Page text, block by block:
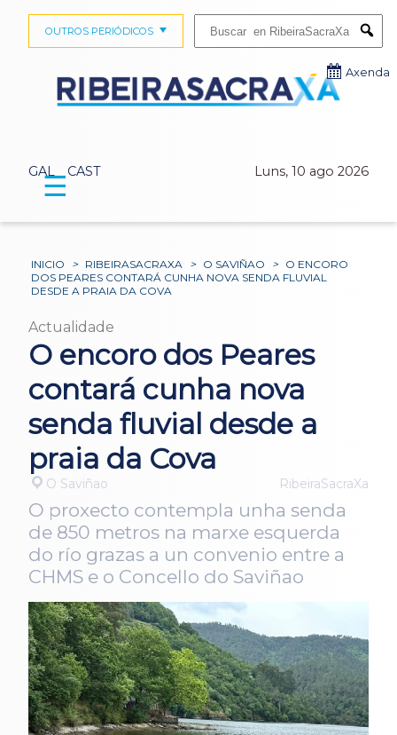
GAL CAST Luns, 10 ago 2026
OUTROS PERIÓDICOS
Axenda
☰
INICIO > RIBEIRASACRAXA > O SAVIÑAO > O ENCORO
DOS PEARES CONTARÁ CUNHA NOVA SENDA FLUVIAL
DESDE A PRAIA DA COVA
Actualidade
O encoro dos Peares
contará cunha nova
senda fluvial desde a
praia da Cova
O Saviñao RibeiraSacraXa
O proxecto contempla unha senda
de 850 metros na marxe esquerda
do río grazas a un convenio entre a
CHMS e o Concello do Saviñao